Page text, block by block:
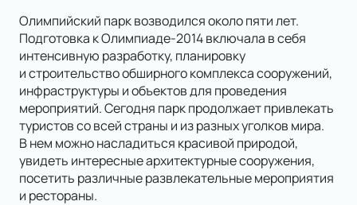
Олимпийский парк возводился около пяти лет.
Подготовка к Олимпиаде-2014 включала в себя
интенсивную разработку, планировку
и строительство обширного комплекса сооружений,
инфраструктуры и объектов для проведения
мероприятий. Сегодня парк продолжает привлекать
туристов со всей страны и из разных уголков мира.
В нем можно насладиться красивой природой,
увидеть интересные архитектурные сооружения,
посетить различные развлекательные мероприятия
и рестораны.